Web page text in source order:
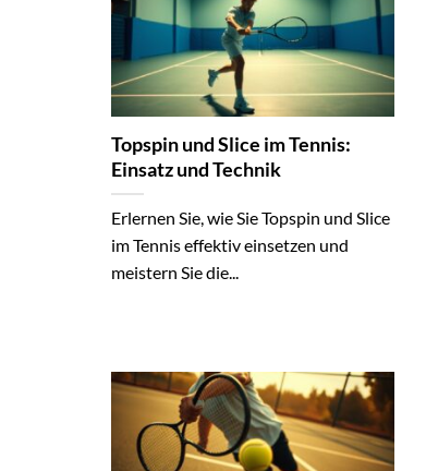
Topspin und Slice im Tennis:
Einsatz und Technik
Erlernen Sie, wie Sie Topspin und Slice
im Tennis effektiv einsetzen und
meistern Sie die...